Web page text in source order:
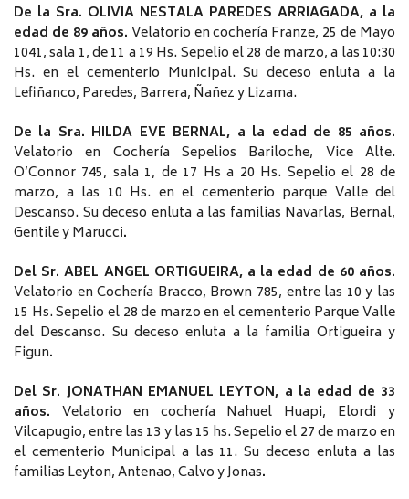
De la Sra. OLIVIA NESTALA PAREDES ARRIAGADA, a la
edad de 89 años. Velatorio en cochería Franze, 25 de Mayo
1041, sala 1, de 11 a 19 Hs. Sepelio el 28 de marzo, a las 10:30
Hs. en el cementerio Municipal. Su deceso enluta a la
Lefiñanco, Paredes, Barrera, Ñañez y Lizama.
De la Sra. HILDA EVE BERNAL, a la edad de 85 años.
Velatorio en Cochería Sepelios Bariloche, Vice Alte.
O’Connor 745, sala 1, de 17 Hs a 20 Hs. Sepelio el 28 de
marzo, a las 10 Hs. en el cementerio parque Valle del
Descanso. Su deceso enluta a las familias Navarlas, Bernal,
Gentile y Marucci.
Del Sr. ABEL ANGEL ORTIGUEIRA, a la edad de 60 años.
Velatorio en Cochería Bracco, Brown 785, entre las 10 y las
15 Hs. Sepelio el 28 de marzo en el cementerio Parque Valle
del Descanso. Su deceso enluta a la familia Ortigueira y
Figun.
Del Sr. JONATHAN EMANUEL LEYTON, a la edad de 33
años. Velatorio en cochería Nahuel Huapi, Elordi y
Vilcapugio, entre las 13 y las 15 hs. Sepelio el 27 de marzo en
el cementerio Municipal a las 11. Su deceso enluta a las
familias Leyton, Antenao, Calvo y Jonas.